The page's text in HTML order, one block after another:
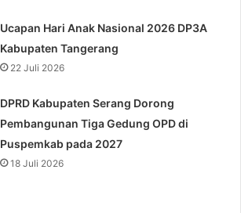
Ucapan Hari Anak Nasional 2026 DP3A
Kabupaten Tangerang
22 Juli 2026
DPRD Kabupaten Serang Dorong
Pembangunan Tiga Gedung OPD di
Puspemkab pada 2027
18 Juli 2026